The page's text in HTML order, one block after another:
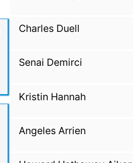
Charles Duell
Senai Demirci
Kristin Hannah
Angeles Arrien